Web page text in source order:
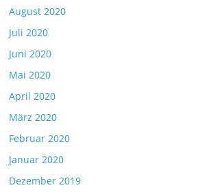
August 2020
Juli 2020
Juni 2020
Mai 2020
April 2020
März 2020
Februar 2020
Januar 2020
Dezember 2019